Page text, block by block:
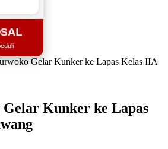
Gelar Kunker ke Lapas Kelas IIA
Kunker ke Lapas